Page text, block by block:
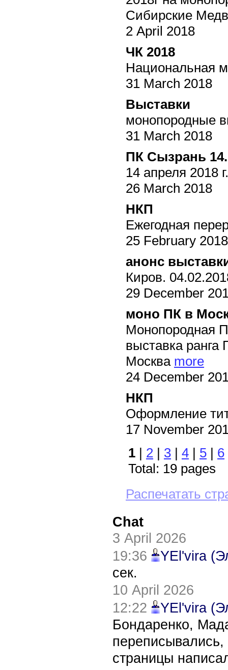
Сибирские
2 April 2018
ЧК 2018
Национальная
31 March 2018
Выставки
монопородные
31 March 2018
ПК Сызрань
14 апреля
26 March 2018
НКП
Ежегодная
25 February 2018
анонс
Киров.
29 December
моно ПК в
Монопородная
выставка
Москва more
24 December
НКП
Оформление
17 November
1 | 2 | 3 | 4 | 5 | 6
Total: 19 pages
Распечатать
Chat
3 April 2026
19:36
YEl'vira
сек.
10 April 2026
12:22
YEl'vira
Бондаренко,
страницы